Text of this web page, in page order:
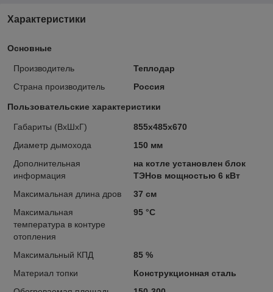
Характеристики
Основные
Производитель
Теплодар
Страна производитель
Россия
Пользовательские характеристики
Габариты (ВхШхГ)
855х485х670
Диаметр дымохода
150 мм
Дополнительная
информация
на котле установлен блок
ТЭНов мощностью 6 кВт
Максимальная длина дров
37 см
Максимальная
температура в контуре
отопления
95 °C
Максимальный КПД
85 %
Материал топки
Конструкционная сталь